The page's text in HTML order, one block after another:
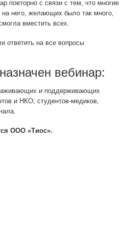
повторно с связи с тем, что многие
него, желающих было так много,
вместить всех.
ответить на все вопросы
вебинар:
и поддерживающих
и НКО; студентов-медиков,
ООО «Тиос».